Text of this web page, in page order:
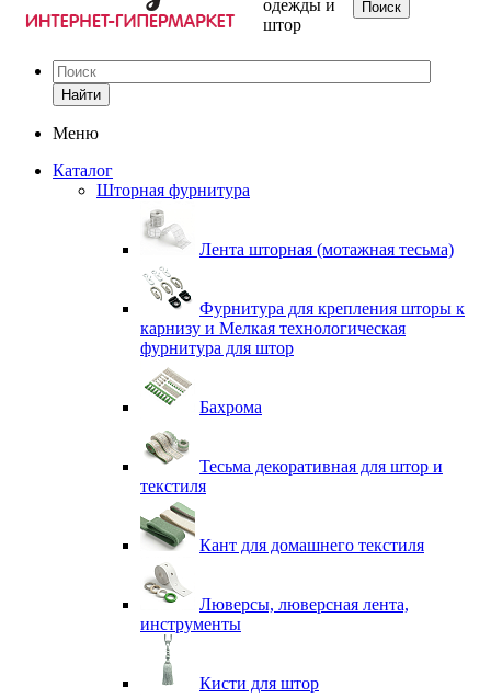
одежды и
штор
Найти
Меню
Каталог
Шторная фурнитура
Лента шторная (мотажная тесьма)
Фурнитура для крепления шторы к
карнизу и Мелкая технологическая
фурнитура для штор
Бахрома
Тесьма декоративная для штор и
текстиля
Кант для домашнего текстиля
Люверсы, люверсная лента,
инструменты
Кисти для штор